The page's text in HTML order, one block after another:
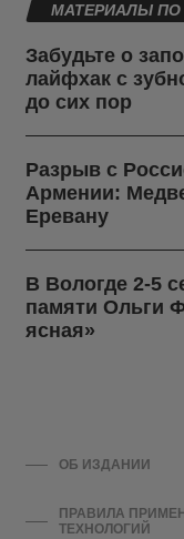
МАТЕРИАЛЫ ПО
Забудьте о
лайфхак с
до сих пор
Разрыв с
Армении:
Еревану
В Вологде 2-5
памяти Ольги
ясная»
ОБ ИЗДАНИИ
ПРАВИЛА
ТЕХНОЛОГИЙ